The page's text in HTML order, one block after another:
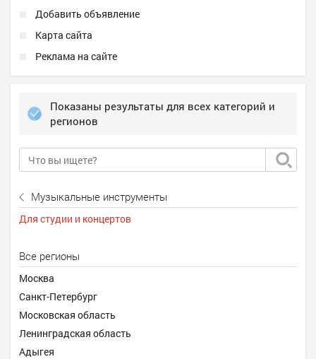
Добавить объявление
Карта сайта
Реклама на сайте
Показаны результаты для всех категорий и
регионов
Музыкальные инструменты
Для студии и концертов
Все регионы
Москва
Санкт-Петербург
Московская область
Ленинградская область
Адыгея